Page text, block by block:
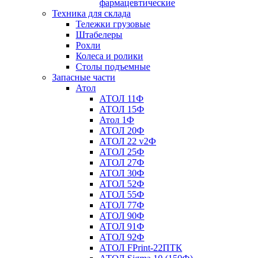
фармацевтические
Техника для склада
Тележки грузовые
Штабелеры
Рохли
Колеса и ролики
Столы подъемные
Запасные части
Атол
АТОЛ 11Ф
АТОЛ 15Ф
Атол 1Ф
АТОЛ 20Ф
АТОЛ 22 v2Ф
АТОЛ 25Ф
АТОЛ 27Ф
АТОЛ 30Ф
АТОЛ 52Ф
АТОЛ 55Ф
АТОЛ 77Ф
АТОЛ 90Ф
АТОЛ 91Ф
АТОЛ 92Ф
АТОЛ FPrint-22ПТК